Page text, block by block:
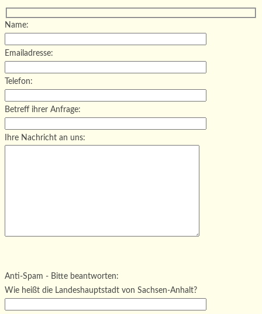
Name:
Emailadresse:
Telefon:
Betreff ihrer Anfrage:
Ihre Nachricht an uns:
Bitte lasse dieses Feld leer.
Anti-Spam - Bitte beantworten:
Wie heißt die Landeshauptstadt von Sachsen-Anhalt?